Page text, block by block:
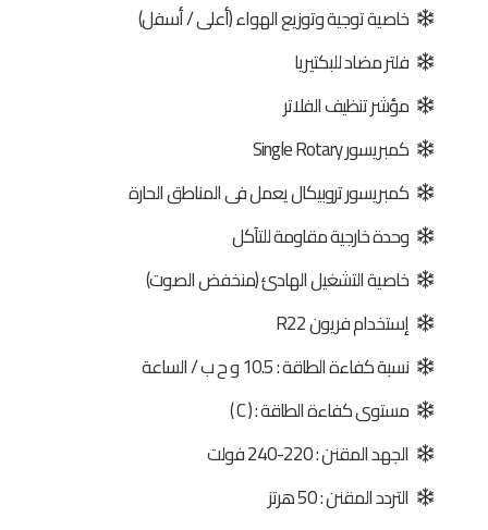
خاصية توجية وتوزيع الهواء (أعلى / أسفل)
فلتر مضاد للبكتيريا
مؤشر تنظيف الفلاتر
كمبريسور Single Rotary
كمبريسور تروبيكال يعمل فى المناطق الحارة
وحدة خارجية مقاومة للتآكل
خاصية التشغيل الهادئ (منخفض الصوت)
إستخدام فريون R22
نسبة كفاءة الطاقة : 10.5 و ح ب / الساعة
مستوى كفاءة الطاقة : ( C )
الجهد المقنن : 220-240 فولت
التردد المقنن : 50 هرتز